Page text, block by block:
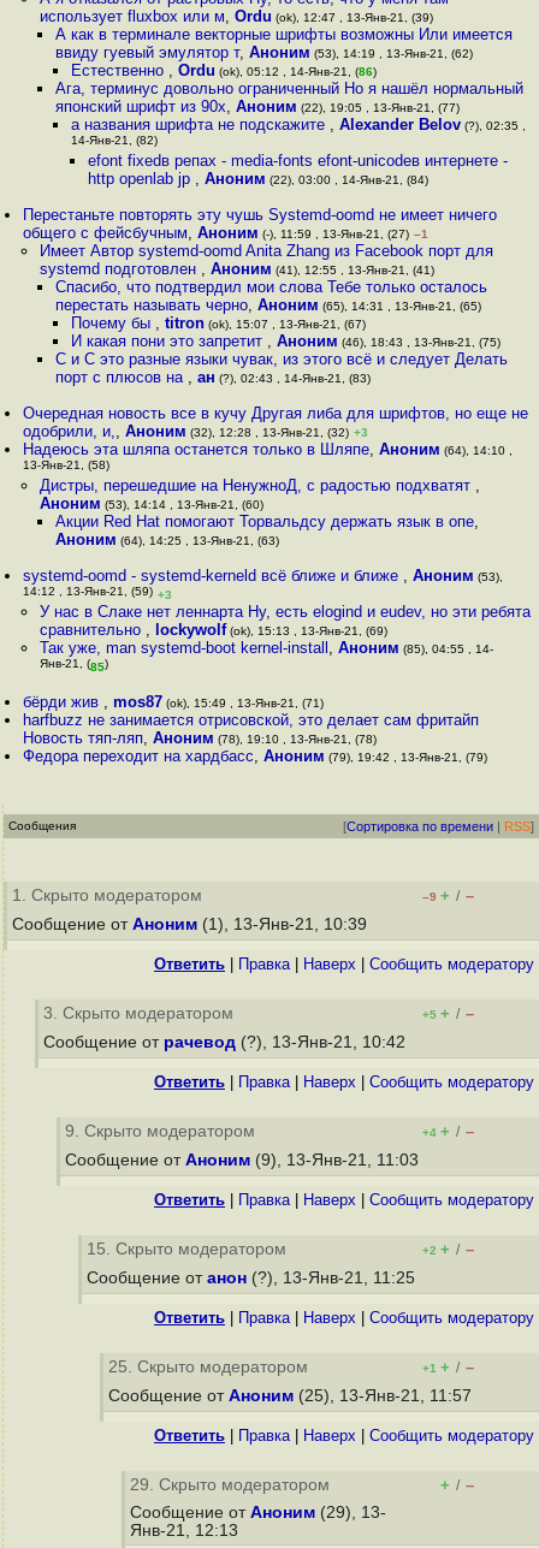
использует fluxbox или м, Ordu (ok), 12:47 , 13-Янв-21, (39)
А как в терминале векторные шрифты возможны Или имеется
ввиду гуевый эмулятор т, Аноним (53), 14:19 , 13-Янв-21, (62)
Естественно ,Ordu (ok), 05:12 , 14-Янв-21, (86)
Ага, терминус довольно ограниченный Но я нашёл нормальный
японский шрифт из 90х, Аноним (22), 19:05 , 13-Янв-21, (77)
а названия шрифта не подскажите ,Alexander Belov (?), 02:35 ,
14-Янв-21, (82)
efont fixedв репах - media-fonts efont-unicodeв интернете -
http openlab jp , Аноним (22), 03:00 , 14-Янв-21, (84)
Перестаньте повторять эту чушь Systemd-oomd не имеет ничего
общего с фейсбучным,Аноним (-), 11:59 , 13-Янв-21, (27) –1
Имеет Автор systemd-oomd Anita Zhang из Facebook порт для
systemd подготовлен , Аноним (41), 12:55 , 13-Янв-21, (41)
Спасибо, что подтвердил мои слова Тебе только осталось
перестать называть черно, Аноним (65), 14:31 , 13-Янв-21, (65)
Почему бы ,titron (ok), 15:07 , 13-Янв-21, (67)
И какая пони это запретит ,Аноним (46), 18:43 , 13-Янв-21, (75)
C и C это разные языки чувак, из этого всё и следует Делать
порт с плюсов на , ан (?), 02:43 , 14-Янв-21, (83)
Очередная новость все в кучу Другая либа для шрифтов, но еще не
одобрили, и,,Аноним (32), 12:28 , 13-Янв-21, (32) +3
Надеюсь эта шляпа останется только в Шляпе,Аноним (64), 14:10 ,
13-Янв-21, (58)
Дистры, перешедшие на НенужноД, с радостью подхватят ,
Аноним (53), 14:14 , 13-Янв-21, (60)
Акции Red Hat помогают Торвальдсу держать язык в опе,
Аноним (64), 14:25 , 13-Янв-21, (63)
systemd-oomd - systemd-kerneld всё ближе и ближе ,Аноним (53),
14:12 , 13-Янв-21, (59) +3
У нас в Слаке нет леннарта Ну, есть elogind и eudev, но эти ребята
сравнительно , lockywolf(ok), 15:13 , 13-Янв-21, (69)
Так уже, man systemd-boot kernel-install , Аноним (85), 04:55 , 14-
Янв-21, (85)
бёрди жив ,mos87 (ok), 15:49 , 13-Янв-21, (71)
harfbuzz не занимается отрисовской, это делает сам фритайп
Новость тяп-ляп,Аноним (78), 19:10 , 13-Янв-21, (78)
Федора переходит на хардбасс,Аноним (79), 19:42 , 13-Янв-21, (79)
Сообщения [Сортировка по времени | RSS]
1. Скрыто модератором –9 + / –
Сообщение от Аноним (1), 13-Янв-21, 10:39
Ответить Правка| Наверх Cообщить модератору
3. Скрыто модератором +5 + / –
Сообщение от рачевод (?), 13-Янв-21, 10:42
Ответить Правка| Наверх Cообщить модератору
9. Скрыто модератором +4 + / –
Сообщение от Аноним (9), 13-Янв-21, 11:03
Ответить Правка| Наверх Cообщить модератору
15. Скрыто модератором +2 + / –
Сообщение от анон (?), 13-Янв-21, 11:25
Ответить Правка| Наверх Cообщить модератору
25. Скрыто модератором +1 + / –
Сообщение от Аноним (25), 13-Янв-21, 11:57
Ответить Правка| Наверх Cообщить модератору
29. Скрыто модератором + / –
Сообщение от Аноним (29), 13-
Янв-21, 12:13